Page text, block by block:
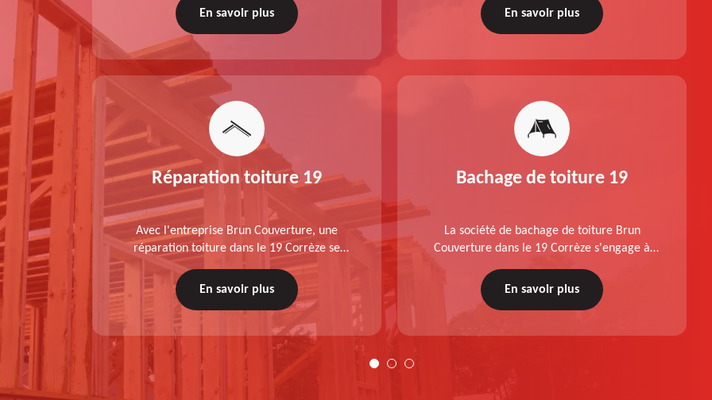
dans le 19 Corrèze, nos services de qualité
sont accessibles au meilleur prix.
En savoir plus
Réparation toiture 19
Avec l'entreprise Brun Couverture, une
réparation toiture dans le 19 Corrèze se
déroule conformément aux normes :
diagnostic au prélable, choix de la technique
à appliquer, test après remise en état.
En savoir plus
le 19 Corrèze, conformément aux normes.
En savoir plus
Bachage de toiture 19
La société de bachage de toiture Brun
Couverture dans le 19 Corrèze s'engage à
votre budget et à réaliser une intervention
personnalisée. Demandez votre devis gratuit.
En savoir plus